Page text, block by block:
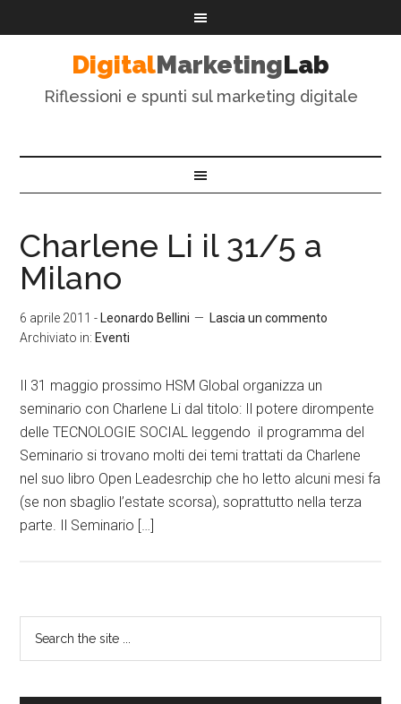
DigitalMarketingLab
Riflessioni e spunti sul marketing digitale
Charlene Li il 31/5 a
Milano
6 aprile 2011 - Leonardo Bellini
Lascia un commento
Archiviato in: Eventi
Il 31 maggio prossimo HSM Global organizza un
seminario con Charlene Li dal titolo: Il potere dirompente
delle TECNOLOGIE SOCIAL leggendo il programma del
Seminario si trovano molti dei temi trattati da Charlene
nel suo libro Open Leadesrchip che ho letto alcuni mesi fa
(se non sbaglio l’estate scorsa), soprattutto nella terza
parte. Il Seminario […]